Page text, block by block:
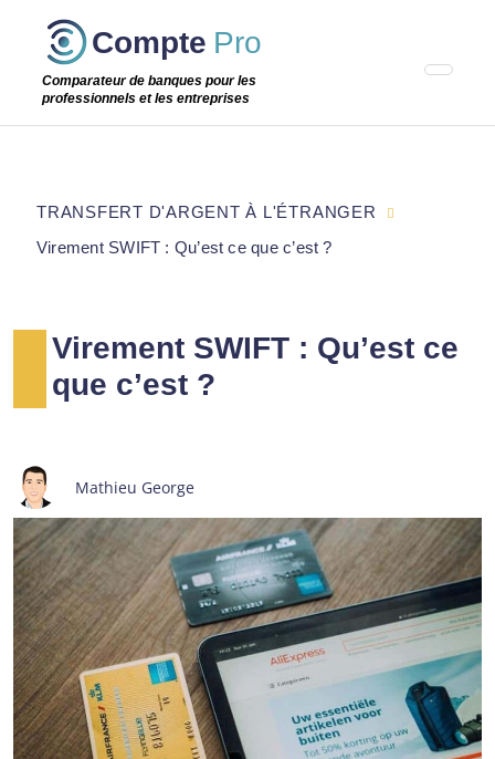
Passer
étape
Compte Pro
Comparateur de banques pour les
professionnels et les entreprises
Virement SWIFT : Qu’est ce
que c’est ?
Mathieu George
TRANSFERT D'ARGENT À L'ÉTRANGER
Virement SWIFT : Qu’est ce que c’est ?